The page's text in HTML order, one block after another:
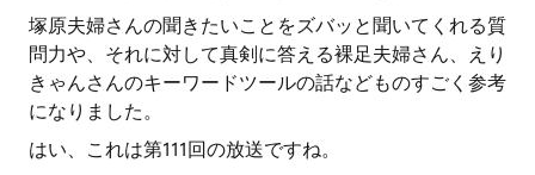
塚原夫婦さんの聞きたいことをズバッと聞いてくれる質
問力や、それに対して真剣に答える裸足夫婦さん、えり
きゃんさんのキーワードツールの話などものすごく参考
になりました。
はい、これは第111回の放送ですね。